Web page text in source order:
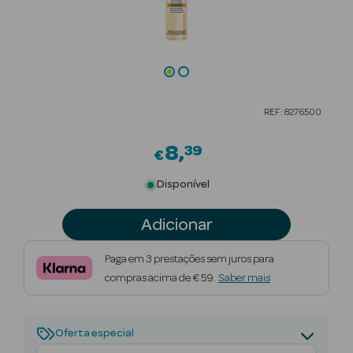
Beauty Season
Beauty Season
Beauty Season
REF: 8276500
€8 39
Disponível
Adicionar
Paga em 3 prestações sem juros para
compras acima de € 59. Saber mais
Oferta especial